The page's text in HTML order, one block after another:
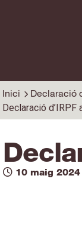
Inici Declaració
Declaració d’IRPF
10 maig 2024